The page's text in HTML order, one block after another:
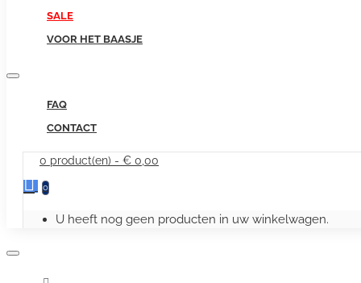
SALE
VOOR HET BAASJE
FAQ
CONTACT
0 product(en) - € 0,00
0
U heeft nog geen producten in uw winkelwagen.